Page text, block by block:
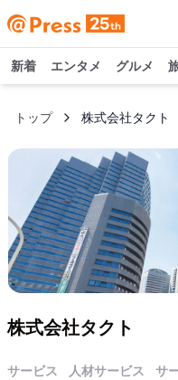
新着 エンタメ グルメ
トップ 株式会社タクト
株式会社タクト
サービス 人材サービス サ